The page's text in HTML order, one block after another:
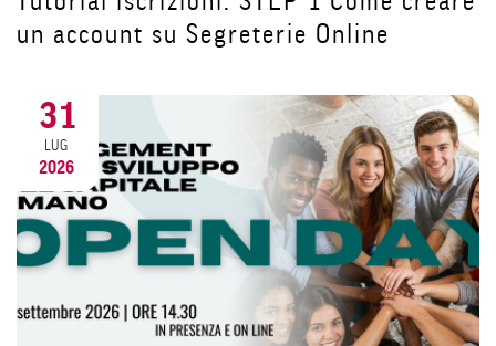
un account su Segreterie Online
31
LUG
2026